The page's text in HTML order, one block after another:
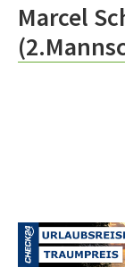
Marcel